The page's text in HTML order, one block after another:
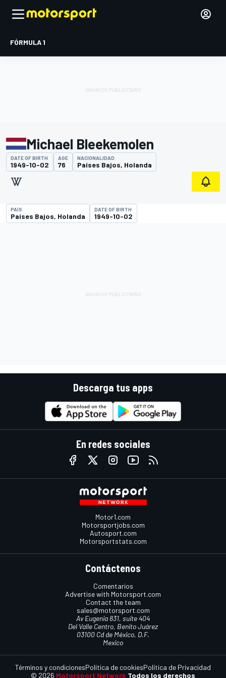
FÓRMULA 1
Michael Bleekemolen
DATE OF BIRTH
1949-10-02
AGE
76
NACIONALIDAD
Países Bajos, Holanda
PAÍS
Países Bajos, Holanda
DATE OF BIRTH
1949-10-02
Descarga tus apps
En redes sociales
Motor1.com
Motorsportjobs.com
Autosport.com
Motorsportstats.com
Contáctenos
Comentarios
Advertise with Motorsport.com
Contact the team
sales@motorsport.com
Av Eugenia 831, suite 404
Del Valle Centro, Benito Juárez
03100 Cd de México, D.F.
Mexico
© 2026 Motorsport Network Todos los derechos
Términos y condicionesPolítica de cookiesPolítica de Privacidad